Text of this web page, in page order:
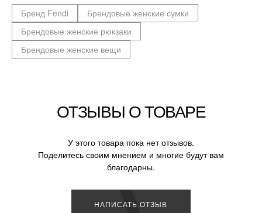
Бренд Fendi
Брендовые женские сумки
Брендовые женские рюкзаки
Брендовые женские вещи
ОТЗЫВЫ О ТОВАРЕ
У этого товара пока нет отзывов.
Поделитесь своим мнением и многие будут вам
благодарны.
НАПИСАТЬ ОТЗЫВ